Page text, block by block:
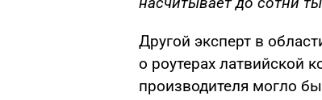
Другой эксперт в
о роутерах латвийской
производителя могло